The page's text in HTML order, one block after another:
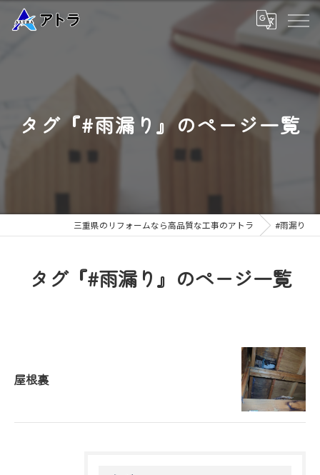
タグ『#雨漏り』のページ一覧
三重県のリフォームなら高品質な工事のアトラ #雨漏り
タグ『#雨漏り』のページ一覧
屋根裏